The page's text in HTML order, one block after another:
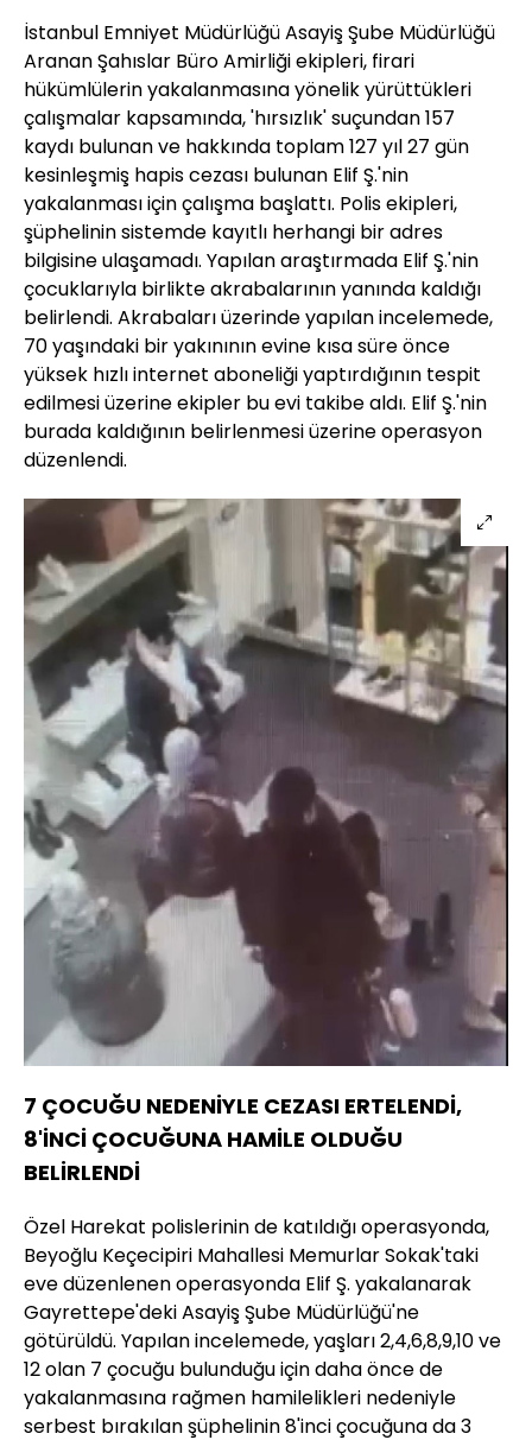
İstanbul Emniyet Müdürlüğü Asayiş Şube Müdürlüğü
Aranan Şahıslar Büro Amirliği ekipleri, firari
hükümlülerin yakalanmasına yönelik yürüttükleri
çalışmalar kapsamında, 'hırsızlık' suçundan 157
kaydı bulunan ve hakkında toplam 127 yıl 27 gün
kesinleşmiş hapis cezası bulunan Elif Ş.'nin
yakalanması için çalışma başlattı. Polis ekipleri,
şüphelinin sistemde kayıtlı herhangi bir adres
bilgisine ulaşamadı. Yapılan araştırmada Elif Ş.'nin
çocuklarıyla birlikte akrabalarının yanında kaldığı
belirlendi. Akrabaları üzerinde yapılan incelemede,
70 yaşındaki bir yakınının evine kısa süre önce
yüksek hızlı internet aboneliği yaptırdığının tespit
edilmesi üzerine ekipler bu evi takibe aldı. Elif Ş.'nin
burada kaldığının belirlenmesi üzerine operasyon
düzenlendi.
7 ÇOCUĞU NEDENİYLE CEZASI ERTELENDİ,
8'İNCİ ÇOCUĞUNA HAMİLE OLDUĞU
BELİRLENDİ
Özel Harekat polislerinin de katıldığı operasyonda,
Beyoğlu Keçecipiri Mahallesi Memurlar Sokak'taki
eve düzenlenen operasyonda Elif Ş. yakalanarak
Gayrettepe'deki Asayiş Şube Müdürlüğü'ne
götürüldü. Yapılan incelemede, yaşları 2,4,6,8,9,10 ve
12 olan 7 çocuğu bulunduğu için daha önce de
yakalanmasına rağmen hamilelikleri nedeniyle
serbest bırakılan şüphelinin 8'inci çocuğuna da 3